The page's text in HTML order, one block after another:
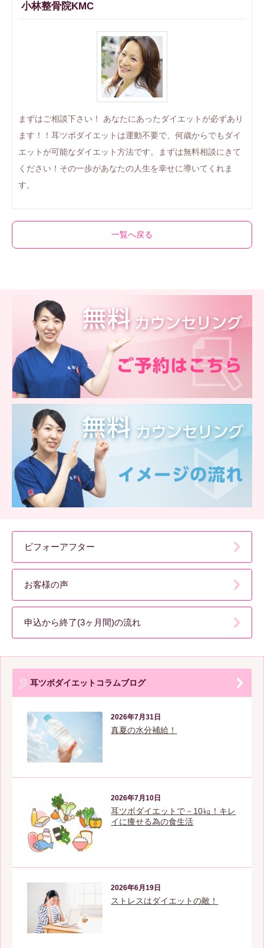
小林整骨院KMC
まずはご相談下さい！ あなたにあったダイエットが必ずあり
ます！！耳ツボダイエットは運動不要で、何歳からでもダイ
エットが可能なダイエット方法です。まずは無料相談にきて
ください！その一歩があなたの人生を幸せに導いてくれま
す。
一覧へ戻る
ビフォーアフター
お客様の声
申込から終了(3ヶ月間)の流れ
耳ツボダイエットコラムブログ
2026年7月31日
真夏の水分補給！
2026年7月10日
耳ツボダイエットで－10㎏！キレ
イに痩せる為の食生活
2026年6月19日
ストレスはダイエットの敵！